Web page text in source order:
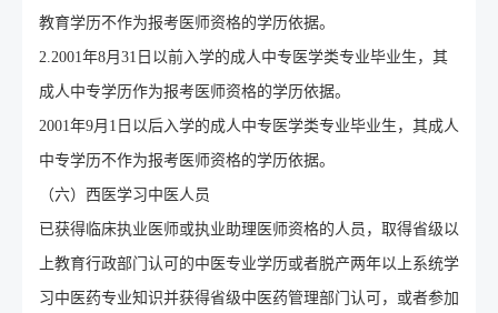
教育学历不作为报考医师资格的学历依据。
2.2001年8月31日以前入学的成人中专医学类专业毕业生，其
成人中专学历作为报考医师资格的学历依据。
2001年9月1日以后入学的成人中专医学类专业毕业生，其成人
中专学历不作为报考医师资格的学历依据。
（六）西医学习中医人员
已获得临床执业医师或执业助理医师资格的人员，取得省级以
上教育行政部门认可的中医专业学历或者脱产两年以上系统学
习中医药专业知识并获得省级中医药管理部门认可，或者参加